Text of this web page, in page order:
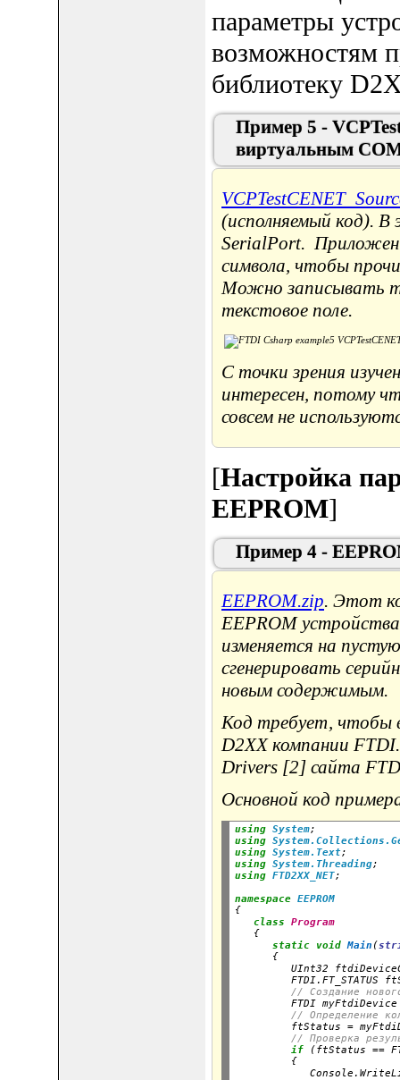
параметры
возможностям
библиотеку
Пример 5 -
виртуальным
(исполняемый код). В
SerialPort.
символа, чтобы
Можно записывать
текстовое поле.
С точки зрения
интересен, потому
совсем не
[Настройка
EEPROM]
Пример 4 -
EEPROM.zip. Этот
EEPROM
изменяется на
сгенерировать
новым содержимым.
Код требует, чтобы
D2XX компании
Drivers [2] сайта
Основной код
using System;
using
using System.Text;
using System.Threading;
using FTD2XX_NET;
namespace EEPROM
{
class
Program
   {
static
void Main (
      {
UInt32
FTDI.FT_STATUS
// Создание
FTDI
// Определение
ftStatus =
// Проверка
if (ftStatus ==
         {